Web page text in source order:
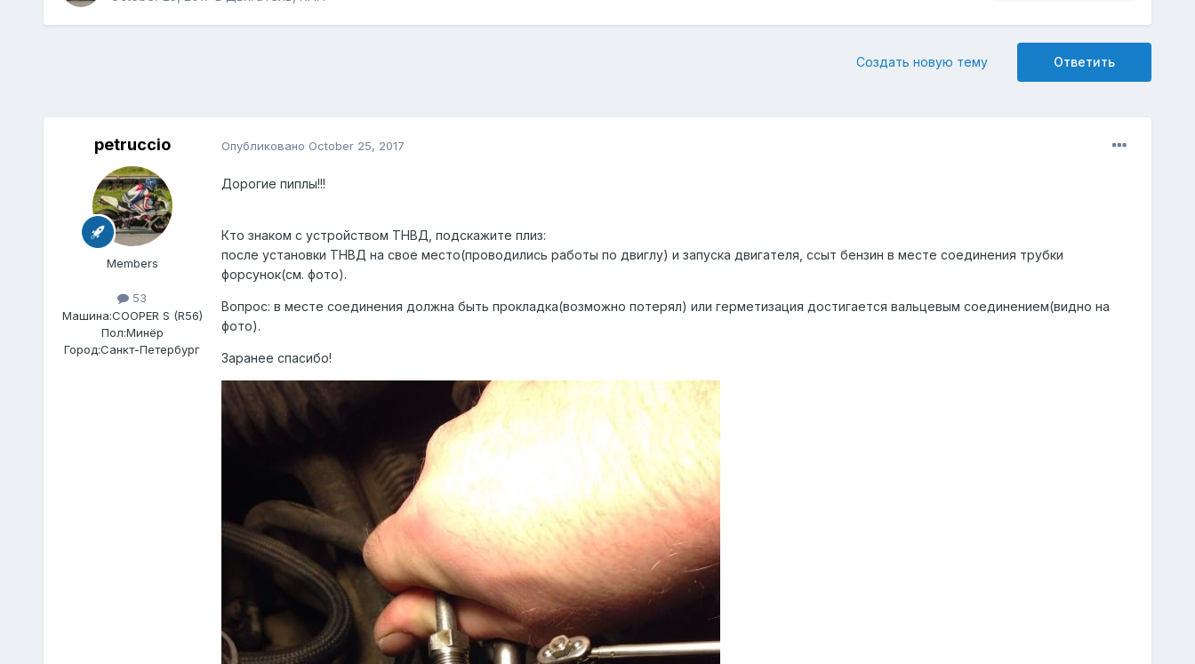
Ответить
Создать новую тему
petruccio
Members
53
Машина:COOPER S (R56)
Пол:Минёр
Город:Санкт-Петербург
Опубликовано October 25, 2017
Дорогие пиплы!!!
Кто знаком с устройством ТНВД, подскажите плиз:
после установки ТНВД на свое место(проводились работы по двиглу) и запуска двигателя, ссыт бензин в месте соединения трубки
форсунок(см. фото).
Вопрос: в месте соединения должна быть прокладка(возможно потерял) или герметизация достигается вальцевым соединением(видно на
фото).
Заранее спасибо!